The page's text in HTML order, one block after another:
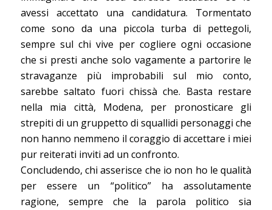
avessi accettato una candidatura. Tormentato
come sono da una piccola turba di pettegoli,
sempre sul chi vive per cogliere ogni occasione
che si presti anche solo vagamente a partorire le
stravaganze più improbabili sul mio conto,
sarebbe saltato fuori chissà che. Basta restare
nella mia città, Modena, per pronosticare gli
strepiti di un gruppetto di squallidi personaggi che
non hanno nemmeno il coraggio di accettare i miei
pur reiterati inviti ad un confronto.
Concludendo, chi asserisce che io non ho le qualità
per essere un “politico” ha assolutamente
ragione, sempre che la parola politico sia